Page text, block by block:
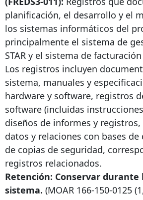
planificación, el desarrollo y el
los sistemas informáticos del
principalmente el sistema de
STAR y el sistema de
Los registros incluyen
sistema, manuales y
hardware y software, registros
software (incluidas
diseños de informes y
datos y relaciones con bases
de copias de seguridad,
registros relacionados.
Retención: Conservar durante
sistema. (MOAR 166-150-0125